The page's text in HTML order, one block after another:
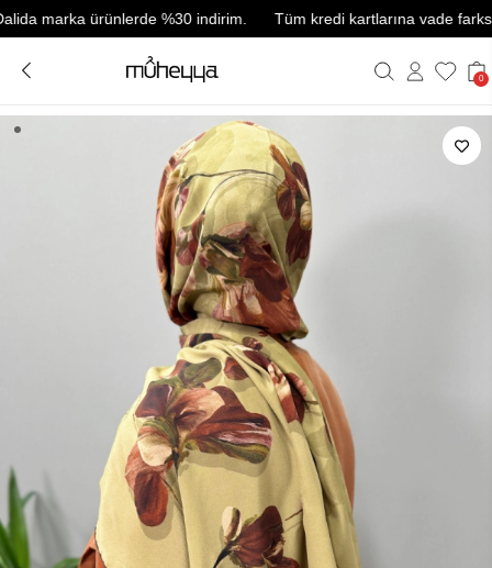
marka ürünlerde %30 indirim. Tüm kredi kartlarına vade farksız 3
0